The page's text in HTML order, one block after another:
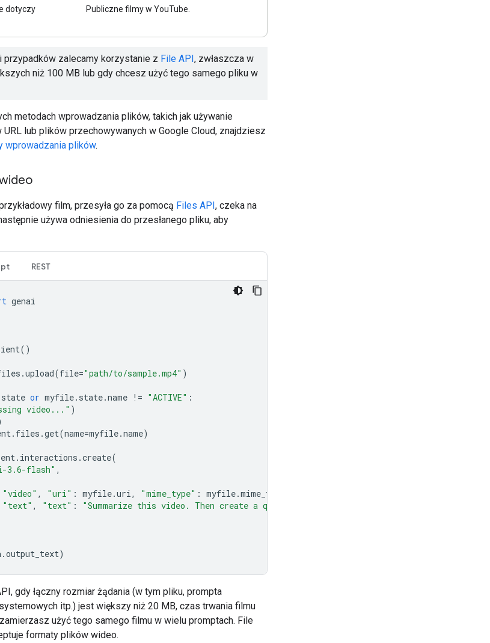
dotyczy Publiczne filmy w YouTube.
przypadków zalecamy korzystanie z File API, zwłaszcza w
niż 100 MB lub gdy chcesz użyć tego samego pliku w
metodach wprowadzania plików, takich jak używanie
lub plików przechowywanych w Google Cloud, znajdziesz
wprowadzania plików.
film, przesyła go za pomocą Files API, czeka na
używa odniesienia do przesłanego pliku, aby
REST
genai
()
.upload(file="path/to/sample.mp4" )
state or myfile. state.name != "ACTIVE" :
video..." )
. files .get(name=myfile.name)
. interactions .create(
3.6-flash" ,
"video" , "uri" : myfile.uri, "mime_type" : myfile.mime_type
"text" , "text" :
"Summarize this video. Then create a quiz with an answer key based on the
.output_text)
gdy łączny rozmiar żądania (w tym pliku, prompta
itp.) jest większy niż 20 MB, czas trwania filmu
użyć tego samego filmu w wielu promptach. File
formaty plików wideo.